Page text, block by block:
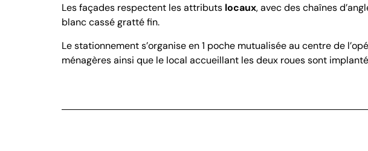
Les façades respectent les attributs locaux, avec des chaînes
blanc cassé gratté fin.
Le stationnement s’organise en 1 poche mutualisée au centre de
ménagères ainsi que le local accueillant les deux roues sont